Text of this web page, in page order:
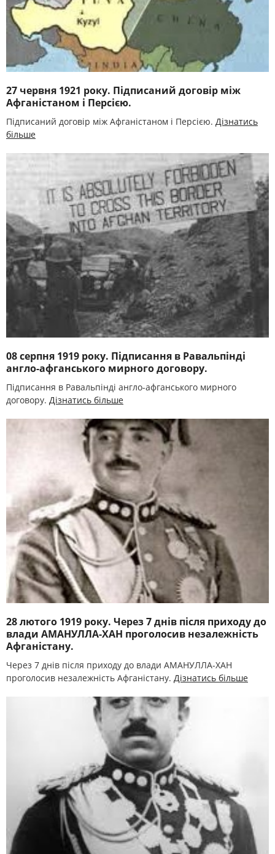
27 червня 1921 року. Підписаний договір між
Афганістаном і Персією.
Підписаний договір між Афганістаном і Персією. Дізнатись
більше
08 серпня 1919 року. Підписання в Равальпінді
англо-афганського мирного договору.
Підписання в Равальпінді англо-афганського мирного
договору. Дізнатись більше
28 лютого 1919 року. Через 7 днів після приходу до
влади АМАНУЛЛА-ХАН проголосив незалежність
Афганістану.
Через 7 днів після приходу до влади АМАНУЛЛА-ХАН
проголосив незалежність Афганістану. Дізнатись більше